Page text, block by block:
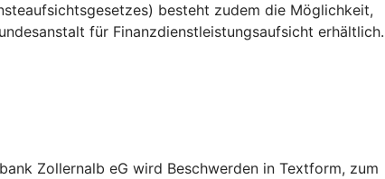
besteht zudem die Möglichkeit,
für Finanzdienstleistungsaufsicht erhältlich.
Zollernalb eG wird Beschwerden in Textform, zum